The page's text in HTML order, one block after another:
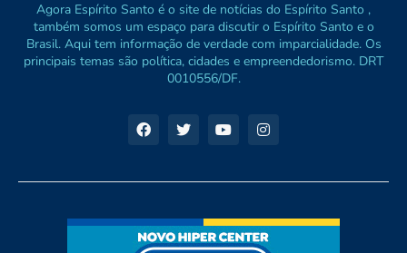
Agora Espírito Santo é o site de notícias do Espírito Santo ,
também somos um espaço para discutir o Espírito Santo e o
Brasil. Aqui tem informação de verdade com imparcialidade. Os
principais temas são política, cidades e empreendedorismo. DRT
0010556/DF.